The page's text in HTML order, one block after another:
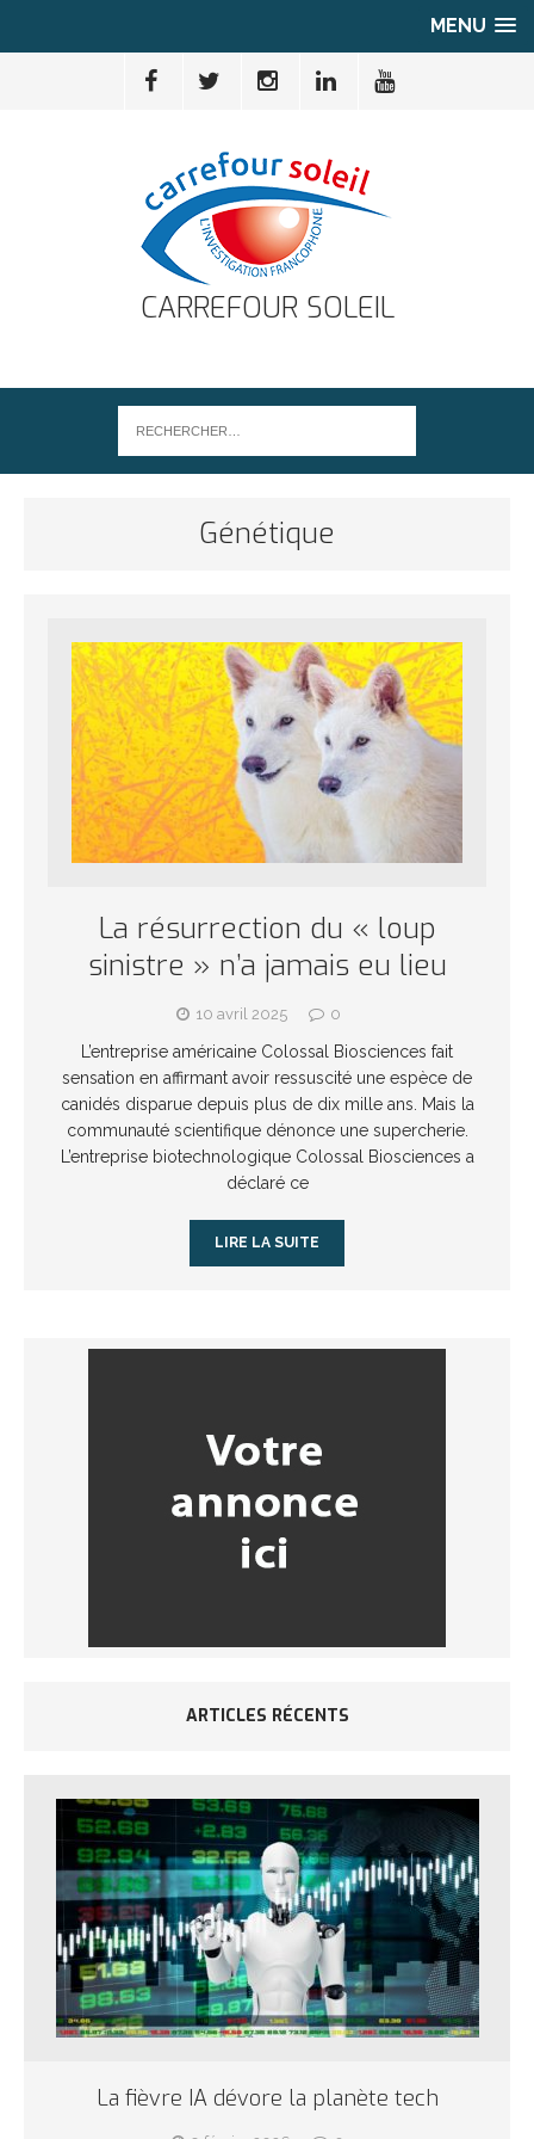
MENU
CARREFOUR SOLEIL
Génétique
La résurrection du « loup
sinistre » n’a jamais eu lieu
10 avril 2025 0
L’entreprise américaine Colossal Biosciences fait
sensation en affirmant avoir ressuscité une espèce de
canidés disparue depuis plus de dix mille ans. Mais la
communauté scientifique dénonce une supercherie.
L’entreprise biotechnologique Colossal Biosciences a
déclaré ce
LIRE LA SUITE
ARTICLES RÉCENTS
La fièvre IA dévore la planète tech